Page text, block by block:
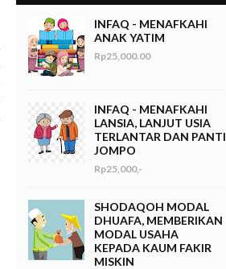
INFAQ - MENAFKAHI
ANAK YATIM
Rp25,000.00
INFAQ - MENAFKAHI
LANSIA, LANJUT USIA
TERLANTAR DAN PANTI
JOMPO
Rp25,000,-
SHODAQOH MODAL
DHUAFA, MEMBERIKAN
MODAL USAHA
KEPADA KAUM FAKIR
MISKIN